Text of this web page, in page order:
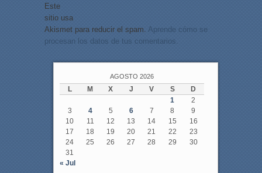
Este
sitio usa
Akismet para reducir el spam. Aprende cómo se
procesan los datos de tus comentarios.
AGOSTO 2026
L M X J V S
D
1
2
3
4 5 6 7 8
9
10
11 12 13 14 15
16
17
18 19 20 21 22
23
24
25 26 27 28 29
30
31
« Jul